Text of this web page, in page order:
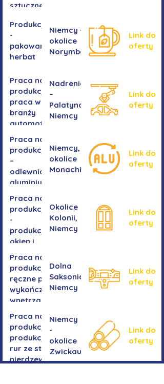
sztuczne
Produkcja
-
pakowanie
herbat
Niemcy -
okolice
Norymbergii
Link do
oferty
Praca na
produkcji -
praca w
branży
automotive
Nadrenia
–
Palatynat,
Niemcy
Link do
oferty
Praca na
produkcji
–
odlewnia
aluminium
Niemcy,
okolice
Monachium
Link do
oferty
Praca na
produkcji
-
produkcja
okien i
Okolice
Kolonii,
Niemcy
Link do
oferty
Praca na
produkcji -
ręczne prace
wykończeniowe
wnętrza aut
Dolna
Saksonia,
Niemcy
Link do
oferty
Praca na
produkcji-
produkcja
rur ze stali
nierdzewnej
Niemcy
-
okolice
Zwickau
Link do
oferty